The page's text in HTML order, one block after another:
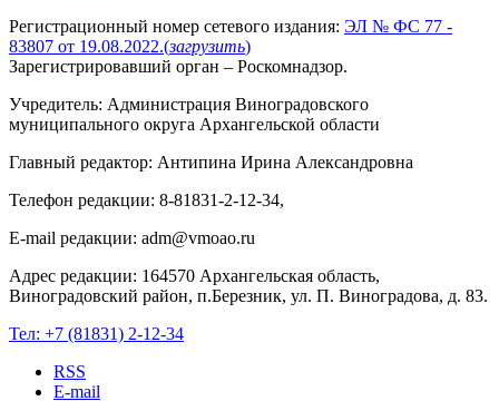
Регистрационный номер сетевого издания: ЭЛ № ФС 77 -
83807 от 19.08.2022.(загрузить)
Зарегистрировавший орган – Роскомнадзор.
Учредитель: Администрация Виноградовского
муниципального округа Архангельской области
Главный редактор: Антипина Ирина Александровна
Телефон редакции: 8-81831-2-12-34,
E-mail редакции: adm@vmoao.ru
Адрес редакции: 164570 Архангельская область,
Виноградовский район, п.Березник, ул. П. Виноградова, д. 83.
Тел: +7 (81831) 2-12-34
RSS
E-mail